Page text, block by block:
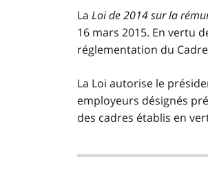
La Loi de 2014 sur la
16 mars 2015. En vertu
réglementation du
La Loi autorise le
employeurs désignés
des cadres établis en